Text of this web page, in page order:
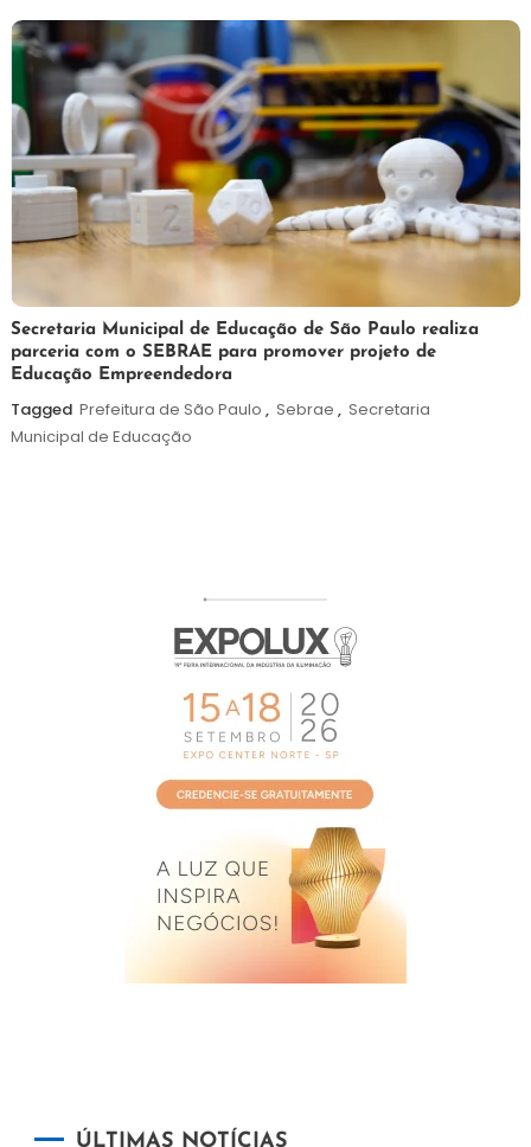
5
de
agosto
de
2026
Maurilio
Secretaria Municipal de Educação de São Paulo realiza
parceria com o SEBRAE para promover projeto de
Educação Empreendedora
Tagged Prefeitura de São Paulo , Sebrae , Secretaria
Municipal de Educação
ÚLTIMAS NOTÍCIAS